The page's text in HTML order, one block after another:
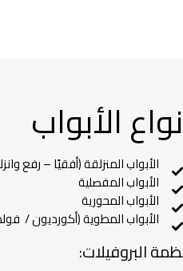
الأبواب
الأبواب المنزلقة (أفقيًا – رفع
الأبواب المفصلية
الأبواب المحورية
الأبواب المطوية (أكورديون /
البروفيلات: